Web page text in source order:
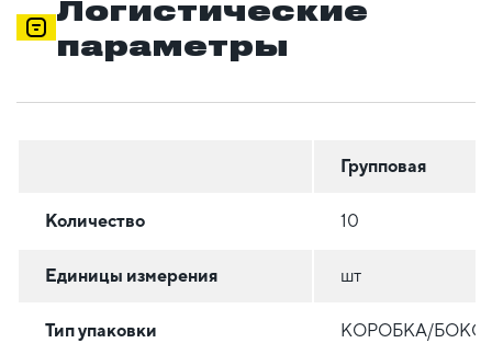
Логистические
параметры
Групповая
Количество 10
Единицы измерения шт
Тип упаковки КОРОБКА/БОКС